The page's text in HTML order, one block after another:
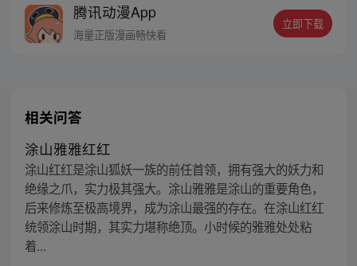
腾讯动漫App
海量正版漫画畅快看
立即下载
相关问答
涂山雅雅红红
涂山红红是涂山狐妖一族的前任首领，拥有强大的妖力和
绝缘之爪，实力极其强大。涂山雅雅是涂山的重要角色，
后来修炼至极高境界，成为涂山最强的存在。在涂山红红
统领涂山时期，其实力堪称绝顶。小时候的雅雅处处粘
着...